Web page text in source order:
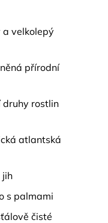
a velkolepý
přírodní
druhy rostlin
atlantská
jih
s palmami
čisté